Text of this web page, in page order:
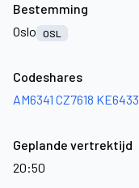
Bestemming
Oslo
OSL
Codeshares
AM6341 CZ7618 KE6433
Geplande vertrektijd
20:50